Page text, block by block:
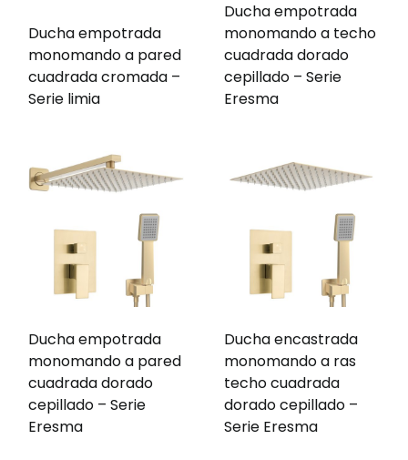
Ducha empotrada
monomando a pared
cuadrada cromada –
Serie limia
Ducha empotrada
monomando a techo
cuadrada dorado
cepillado – Serie
Eresma
Ducha empotrada
monomando a pared
cuadrada dorado
cepillado – Serie
Eresma
Ducha encastrada
monomando a ras
techo cuadrada
dorado cepillado –
Serie Eresma